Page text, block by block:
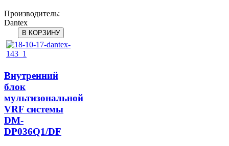
Производитель:
Dantex
Внутренний
блок
мультизональной
VRF системы
DM-
DP036Q1/DF